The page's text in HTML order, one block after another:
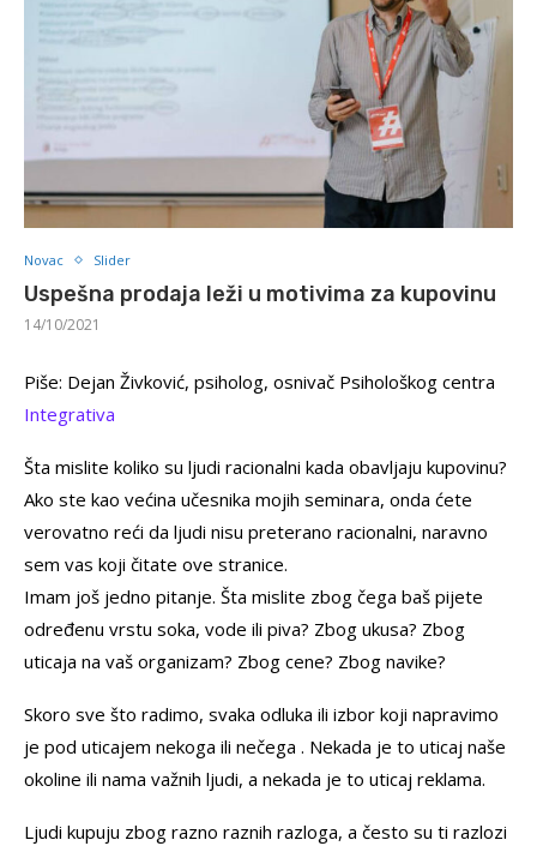
Novac Slider
Uspešna prodaja leži u motivima za kupovinu
14/10/2021
Piše: Dejan Živković, psiholog, osnivač Psihološkog centra
Integrativa
Šta mislite koliko su ljudi racionalni kada obavljaju kupovinu?
Ako ste kao većina učesnika mojih seminara, onda ćete
verovatno reći da ljudi nisu preterano racionalni, naravno
sem vas koji čitate ove stranice.
Imam još jedno pitanje. Šta mislite zbog čega baš pijete
određenu vrstu soka, vode ili piva? Zbog ukusa? Zbog
uticaja na vaš organizam? Zbog cene? Zbog navike?
Skoro sve što radimo, svaka odluka ili izbor koji napravimo
je pod uticajem nekoga ili nečega . Nekada je to uticaj naše
okoline ili nama važnih ljudi, a nekada je to uticaj reklama.
Ljudi kupuju zbog razno raznih razloga, a često su ti razlozi